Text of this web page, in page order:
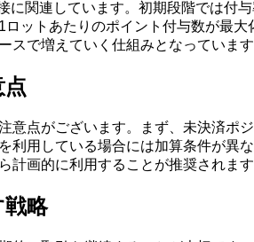
に関連しています。初期段階では付
ットあたりのポイント付与数が最
スで増えていく仕組みとなっています
意点がございます。まず、未決済
利用している場合には加算条件が
計画的に利用することが推奨されます
略